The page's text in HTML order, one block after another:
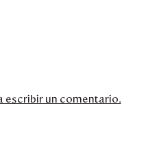
escribir un comentario.